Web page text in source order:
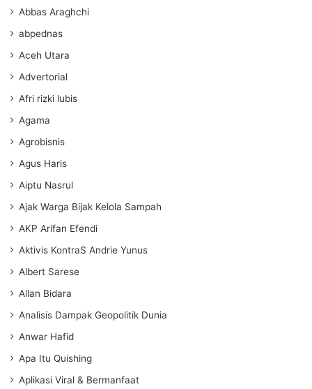
Abbas Araghchi
abpednas
Aceh Utara
Advertorial
Afri rizki lubis
Agama
Agrobisnis
Agus Haris
Aiptu Nasrul
Ajak Warga Bijak Kelola Sampah
AKP Arifan Efendi
Aktivis KontraS Andrie Yunus
Albert Sarese
Allan Bidara
Analisis Dampak Geopolitik Dunia
Anwar Hafid
Apa Itu Quishing
Aplikasi Viral & Bermanfaat